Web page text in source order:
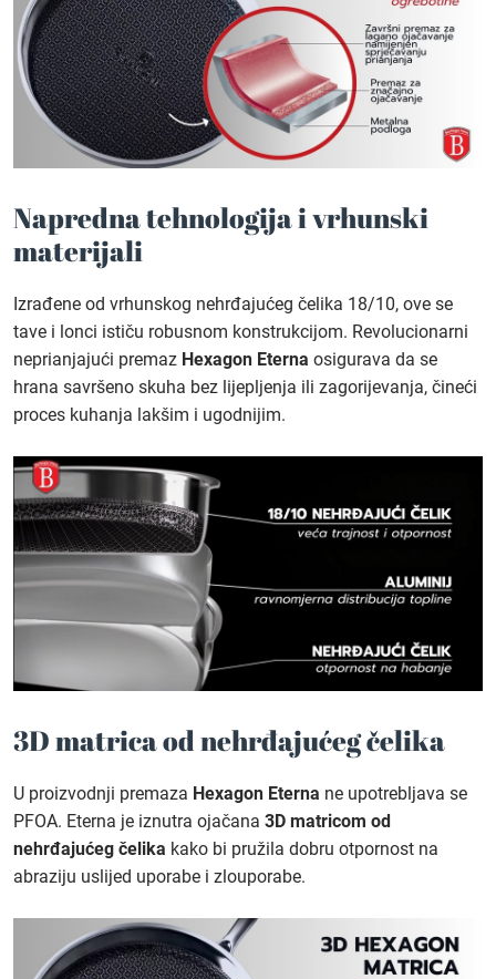
Napredna tehnologija i vrhunski
materijali
Izrađene od vrhunskog nehrđajućeg čelika 18/10, ove se
tave i lonci ističu robusnom konstrukcijom. Revolucionarni
neprianjajući premaz Hexagon Eterna osigurava da se
hrana savršeno skuha bez lijepljenja ili zagorijevanja, čineći
proces kuhanja lakšim i ugodnijim.
3D matrica od nehrđajućeg čelika
U proizvodnji premaza Hexagon Eterna ne upotrebljava se
PFOA. Eterna je iznutra ojačana 3D matricom od
nehrđajućeg čelika kako bi pružila dobru otpornost na
abraziju uslijed uporabe i zlouporabe.